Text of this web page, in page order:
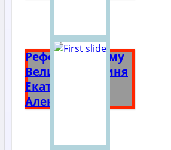
Реферат на тему
Великая княгиня
Екатерина
Алексеевна